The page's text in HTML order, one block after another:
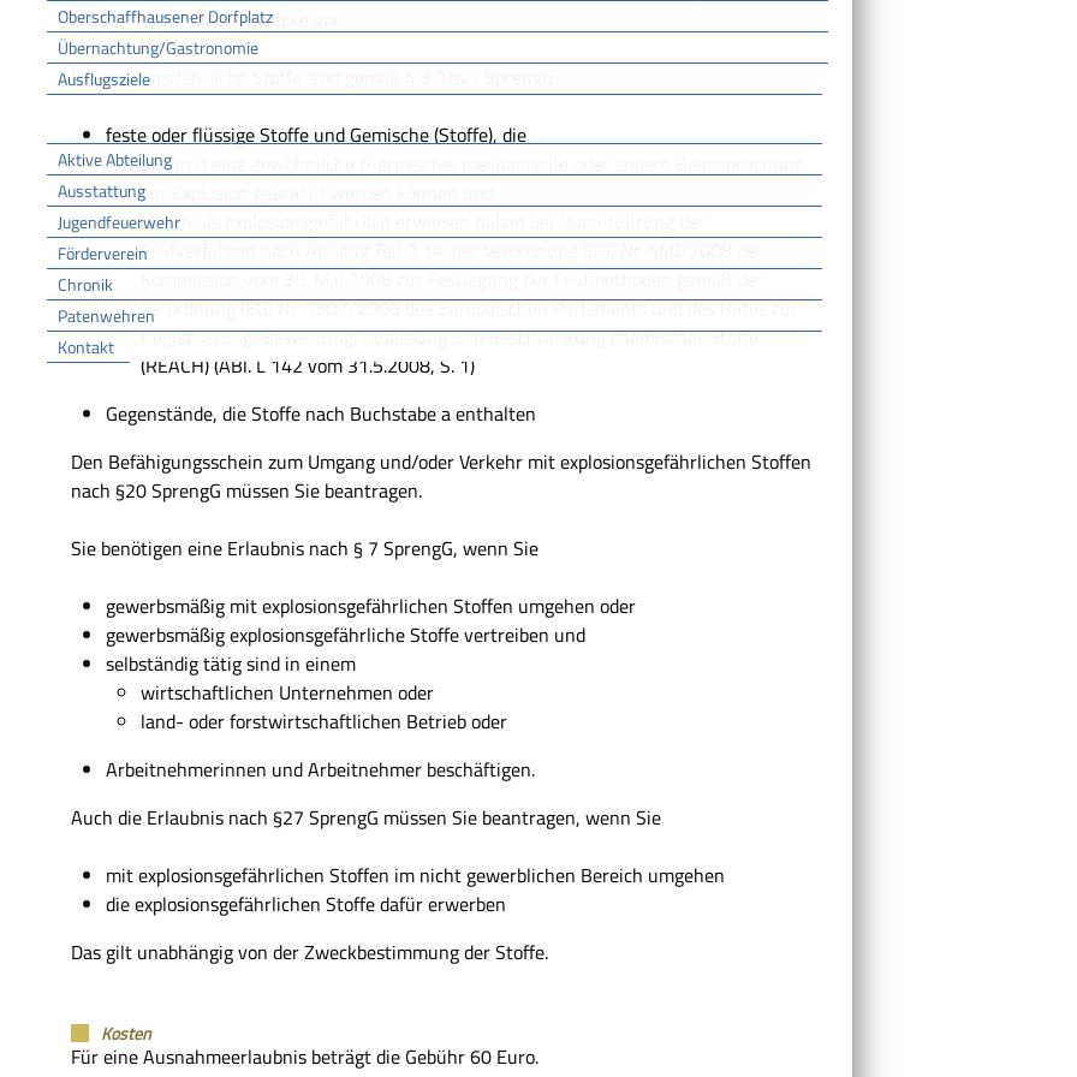
Oberschaffhausener Dorfplatz
Übernachtung/Gastronomie
Ausflugsziele
Aktive Abteilung
Ausstattung
Jugendfeuerwehr
Förderverein
Chronik
Patenwehren
Kontakt
erfüllt, liegen andere Zwecke vor.
Explosionsgefährliche Stoffe sind gemäß § 3 Abs.1 SprengG:
feste oder flüssige Stoffe und Gemische (Stoffe), die
a) durch eine gewöhnliche thermische, mechanische oder andere Beanspruchung
zur Explosion gebracht werden können und
b) sich als explosionsgefährlich erwiesen haben bei Durchführung der
Prüfverfahren nach Anhang Teil A.14. der Verordnung (EG) Nr. 440/2008 der
Kommission vom 30. Mai 2008 zur Festlegung der Prüfmethoden gemäß der
Verordnung (EG) Nr. 1907/2006 des Europäischen Parlaments und des Rates zur
Registrierung, Bewertung, Zulassung und Beschränkung chemischer Stoffe
(REACH) (ABl. L 142 vom 31.5.2008, S. 1)
Gegenstände, die Stoffe nach Buchstabe a enthalten
Den Befähigungsschein zum Umgang und/oder Verkehr mit explosionsgefährlichen Stoffen
nach §20 SprengG müssen Sie beantragen.
Sie benötigen eine Erlaubnis nach § 7 SprengG, wenn Sie
gewerbsmäßig mit explosionsgefährlichen Stoffen umgehen oder
gewerbsmäßig explosionsgefährliche Stoffe vertreiben und
selbständig tätig sind in einem
wirtschaftlichen Unternehmen oder
land- oder forstwirtschaftlichen Betrieb oder
Arbeitnehmerinnen und Arbeitnehmer beschäftigen.
Auch die Erlaubnis nach §27 SprengG müssen Sie beantragen, wenn Sie
mit explosionsgefährlichen Stoffen im nicht gewerblichen Bereich umgehen
die explosionsgefährlichen Stoffe dafür erwerben
Das gilt unabhängig von der Zweckbestimmung der Stoffe.
Kosten
Für eine Ausnahmeerlaubnis beträgt die Gebühr 60 Euro.